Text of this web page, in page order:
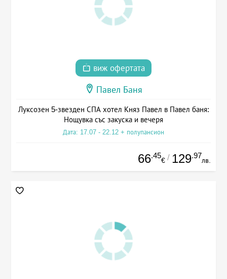
виж офертата
Павел Баня
Луксозен 5-звезден СПА хотел Княз Павел в Павел баня:
Нощувка със закуска и вечеря
Дата: 17.07 - 22.12 + полупансион
66.45
€ / 129.97
лв.